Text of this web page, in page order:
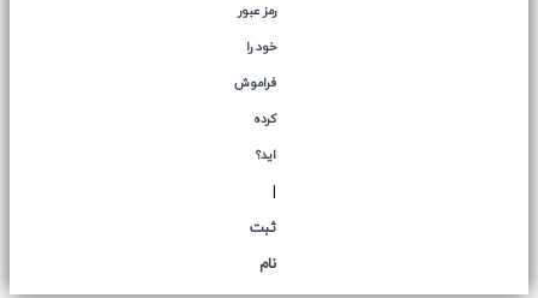
رمز عبور
خود را
فراموش
کرده
اید؟
ثبت
نام